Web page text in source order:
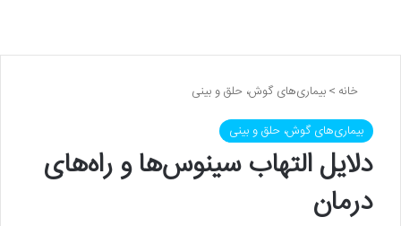
خانه >بیماری‌های گوش، حلق و بینی
بیماری‌های گوش، حلق و بینی
دلایل التهاب سینوس‌ها و راه‌های
درمان